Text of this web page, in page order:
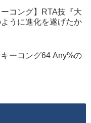
ーコング】RTA技『大
うに進化を遂げたか
キーコング64 Any%の